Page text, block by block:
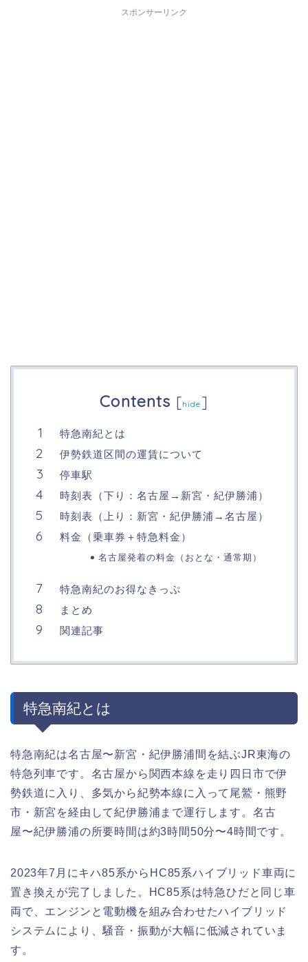
スポンサーリンク
Contents [hide ]
特急南紀とは
伊勢鉄道区間の運賃について
停車駅
時刻表（下り：名古屋→新宮・紀伊勝浦）
時刻表（上り：新宮・紀伊勝浦→名古屋）
料金（乗車券＋特急料金）
名古屋発着の料金（おとな・通常期）
特急南紀のお得なきっぷ
まとめ
関連記事
特急南紀とは
特急南紀は名古屋〜新宮・紀伊勝浦間を結ぶJR東海の
特急列車です。名古屋から関西本線を走り四日市で伊
勢鉄道に入り、多気から紀勢本線に入って尾鷲・熊野
市・新宮を経由して紀伊勝浦まで運行します。名古
屋〜紀伊勝浦の所要時間は約3時間50分〜4時間です。
2023年7月にキハ85系からHC85系ハイブリッド車両に
置き換えが完了しました。HC85系は特急ひだと同じ車
両で、エンジンと電動機を組み合わせたハイブリッド
システムにより、騒音・振動が大幅に低減されていま
す。